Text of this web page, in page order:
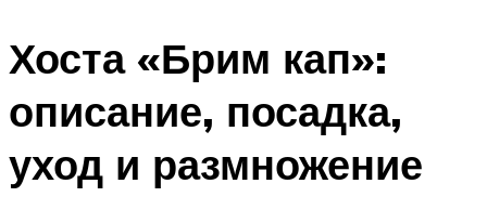
Хоста «Брим кап»:
описание, посадка,
уход и размножение